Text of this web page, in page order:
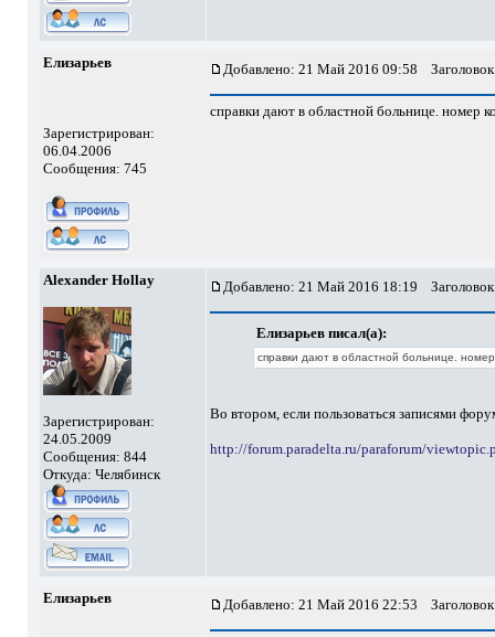
Елизарьев
Зарегистрирован:
06.04.2006
Сообщения: 745
Добавлено: 21 Май 2016 09:58
справки дают в областной больнице. номер
Alexander Hollay
Зарегистрирован:
24.05.2009
Сообщения: 844
Откуда: Челябинск
Добавлено: 21 Май 2016 18:19
Елизарьев писал(а):
справки дают в областной больнице.
Во втором, если пользоваться записями
http://forum.paradelta.ru/paraforum/
Елизарьев Добавлено: 21 Май 2016 22:53